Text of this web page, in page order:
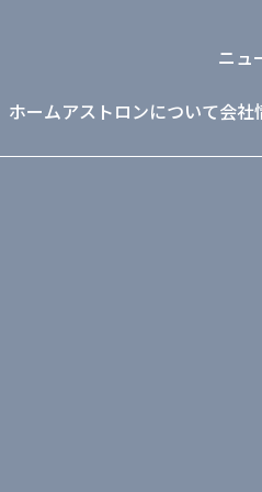
ニュ
ホームアストロンについて会社